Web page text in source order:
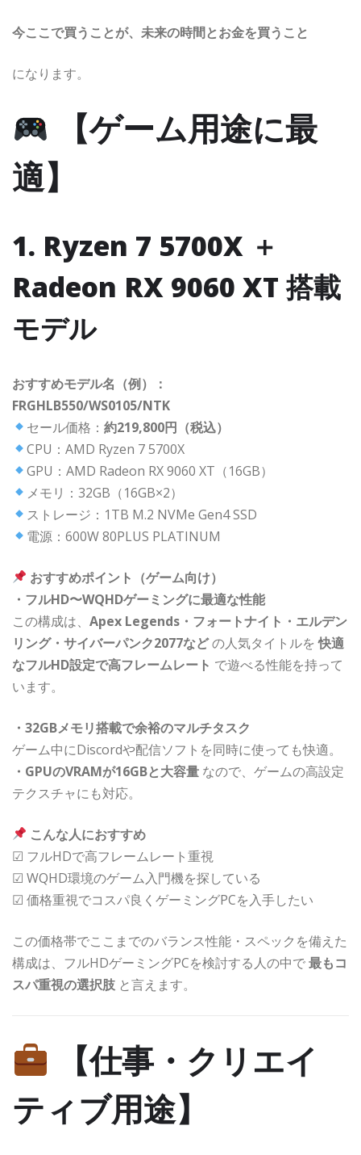
今ここで買うことが、未来の時間とお金を買うこと
になります。
【ゲーム用途に最
適】
1. Ryzen 7 5700X ＋
Radeon RX 9060 XT 搭載
モデル
おすすめモデル名（例）：
FRGHLB550/WS0105/NTK
セール価格：約219,800円（税込）
CPU：AMD Ryzen 7 5700X
GPU：AMD Radeon RX 9060 XT（16GB）
メモリ：32GB（16GB×2）
ストレージ：1TB M.2 NVMe Gen4 SSD
電源：600W 80PLUS PLATINUM
おすすめポイント（ゲーム向け）
・フルHD〜WQHDゲーミングに最適な性能
この構成は、 Apex Legends・フォートナイト・エルデン
リング・サイバーパンク2077などの人気タイトルを快適
なフルHD設定で高フレームレート で遊べる性能を持って
います。
・32GBメモリ搭載で余裕のマルチタスク
ゲーム中にDiscordや配信ソフトを同時に使っても快適。
・GPUのVRAMが16GBと大容量 なので、ゲームの高設定
テクスチャにも対応。
こんな人におすすめ
☑ フルHDで高フレームレート重視
☑ WQHD環境のゲーム入門機を探している
☑ 価格重視でコスパ良くゲーミングPCを入手したい
この価格帯でここまでのバランス性能・スペックを備えた
構成は、フルHDゲーミングPCを検討する人の中で最もコ
スパ重視の選択肢 と言えます。
【仕事・クリエイ
ティブ用途】